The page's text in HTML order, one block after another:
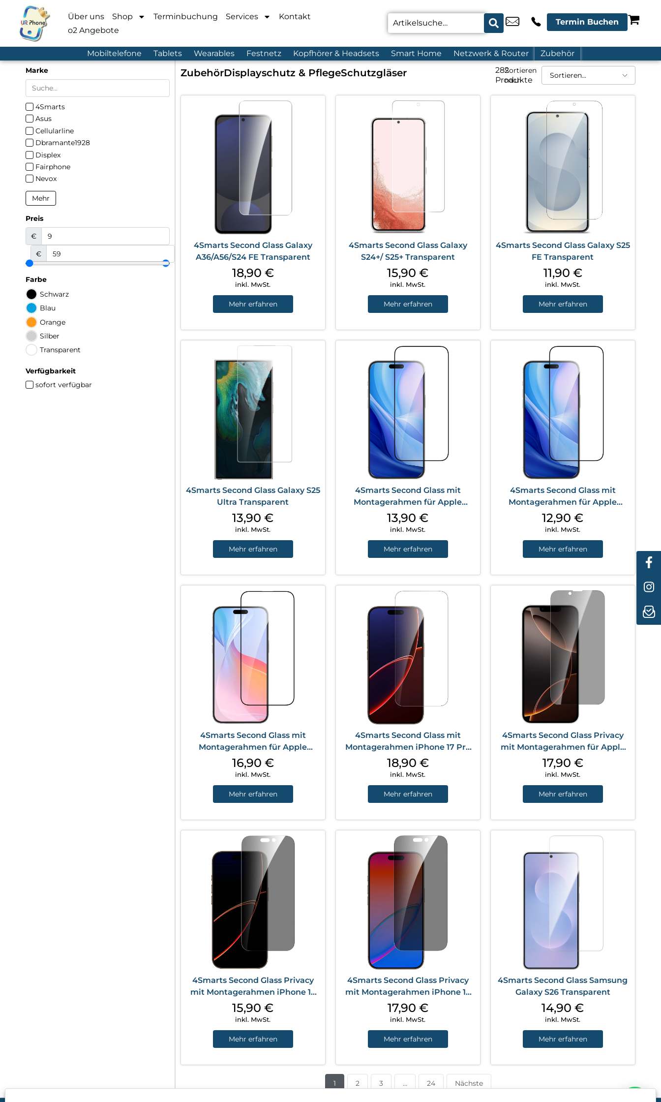
Über uns Shop Terminbuchung Services
Kontakt
o2 Angebote
Termin Buchen
Mobiltelefone Tablets Wearables Festnetz Kopfhörer & Headsets Smart Home Netzwerk & Router Zubehör
Marke
4Smarts
Asus
Cellularline
Dbramante1928
Displex
Fairphone
Nevox
Mehr
Preis
€
€
Farbe
Schwarz
Blau
Orange
Silber
Transparent
Verfügbarkeit
sofort verfügbar
ZubehörDisplayschutz & PflegeSchutzgläser
282
Produkte
Sortieren
nach
4Smarts Second Glass Galaxy
A36/A56/S24 FE Transparent
18,90 €
inkl. MwSt.
Mehr erfahren
4Smarts Second Glass Galaxy
S24+/ S25+ Transparent
15,90€
inkl. MwSt.
Mehr erfahren
4Smarts Second Glass Galaxy S25
FE Transparent
11,90 €
inkl. MwSt.
Mehr erfahren
4Smarts Second Glass Galaxy S25
Ultra Transparent
13,90€
inkl. MwSt.
Mehr erfahren
4Smarts Second Glass mit
Montagerahmen für Apple
iPhone 16 Pro Max Transparent
13,90€
inkl. MwSt.
Mehr erfahren
4Smarts Second Glass mit
Montagerahmen für Apple
iPhone 16 Pro Transparent
12,90€
inkl. MwSt.
Mehr erfahren
4Smarts Second Glass mit
Montagerahmen für Apple
iPhone 16 Transparent
16,90 €
inkl. MwSt.
Mehr erfahren
4Smarts Second Glass mit
Montagerahmen iPhone 17 Pro
Max Transparent
18,90 €
inkl. MwSt.
Mehr erfahren
4Smarts Second Glass Privacy
mit Montagerahmen für Apple
iPhone 17e/16e Transparent
17,90 €
inkl. MwSt.
Mehr erfahren
4Smarts Second Glass Privacy
mit Montagerahmen iPhone 17
Pro Transparent
15,90€
inkl. MwSt.
Mehr erfahren
4Smarts Second Glass Privacy
mit Montagerahmen iPhone 17
Transparent
17,90 €
inkl. MwSt.
Mehr erfahren
4Smarts Second Glass Samsung
Galaxy S26 Transparent
14,90€
inkl. MwSt.
Mehr erfahren
1 2 3 … 24 Nächste